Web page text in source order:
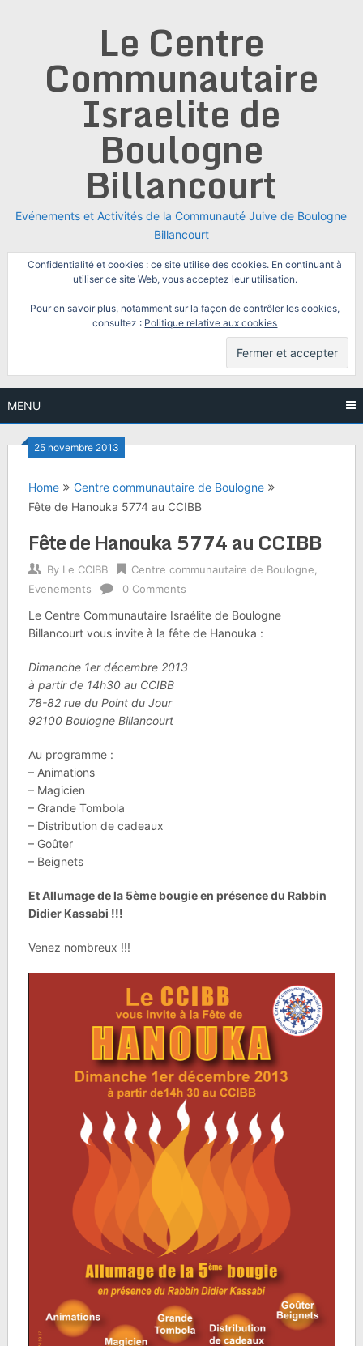
Le Centre
Communautaire
Israelite de
Boulogne
Billancourt
Evénements et Activités de la Communauté Juive de Boulogne
Billancourt
Confidentialité et cookies : ce site utilise des cookies. En continuant à
utiliser ce site Web, vous acceptez leur utilisation.
Pour en savoir plus, notamment sur la façon de contrôler les cookies,
consultez : Politique relative aux cookies
MENU
25 novembre 2013
Home
Centre communautaire de Boulogne
Fête de Hanouka 5774 au CCIBB
Fête de Hanouka 5774 au CCIBB
By Le CCIBB Centre communautaire de Boulogne
Evenements
0 Comments
Le Centre Communautaire Israélite de Boulogne
Billancourt vous invite à la fête de Hanouka :
Dimanche 1er décembre 2013
à partir de 14h30 au CCIBB
78-82 rue du Point du Jour
92100 Boulogne Billancourt
Au programme :
– Animations
– Magicien
– Grande Tombola
– Distribution de cadeaux
– Goûter
– Beignets
Et Allumage de la 5ème bougie en présence du Rabbin
Didier Kassabi !!!
Venez nombreux !!!